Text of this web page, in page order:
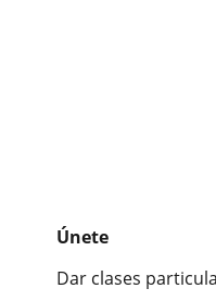
Únete
Dar clases